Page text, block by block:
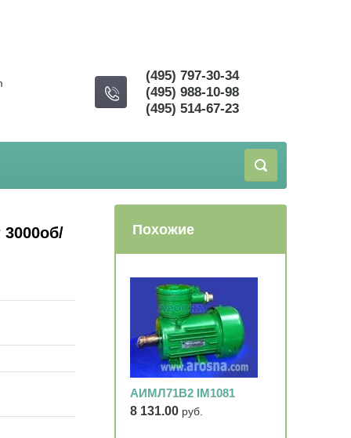
(495) 797-30-34
(495) 988-10-98
(495) 514-67-23
Похожие
АИМЛ71В2 IM1081
8 131.00 руб.